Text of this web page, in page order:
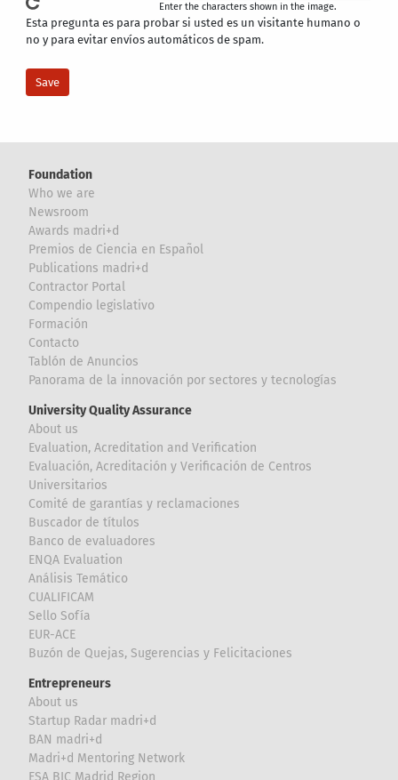
Enter the characters shown in the image.
Esta pregunta es para probar si usted es un visitante humano o
no y para evitar envíos automáticos de spam.
Foundation
Who we are
Newsroom
Awards madri+d
Premios de Ciencia en Español
Publications madri+d
Contractor Portal
Compendio legislativo
Formación
Contacto
Tablón de Anuncios
Panorama de la innovación por sectores y tecnologías
University Quality Assurance
About us
Evaluation, Acreditation and Verification
Evaluación, Acreditación y Verificación de Centros
Universitarios
Comité de garantías y reclamaciones
Buscador de títulos
Banco de evaluadores
ENQA Evaluation
Análisis Temático
CUALIFICAM
Sello Sofía
EUR-ACE
Buzón de Quejas, Sugerencias y Felicitaciones
Entrepreneurs
About us
Startup Radar madri+d
BAN madri+d
Madri+d Mentoring Network
ESA BIC Madrid Region